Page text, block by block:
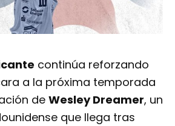
continúa reforzando
a la próxima temporada
de Wesley Dreamer, un
que llega tras